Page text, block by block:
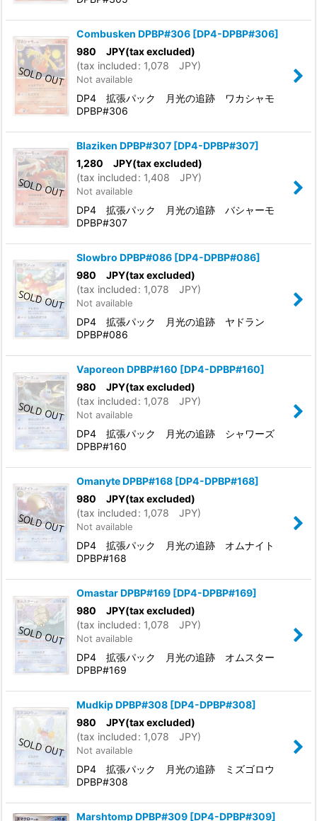
Combusken DPBP#306 [DP4-DPBP#306]
980 JPY(tax excluded)
(tax included: 1,078 JPY)
Not available
DP4 拡張パック 月光の追跡 ワカシャモ
DPBP#306
Blaziken DPBP#307 [DP4-DPBP#307]
1,280 JPY(tax excluded)
(tax included: 1,408 JPY)
Not available
DP4 拡張パック 月光の追跡 バシャーモ
DPBP#307
Slowbro DPBP#086 [DP4-DPBP#086]
980 JPY(tax excluded)
(tax included: 1,078 JPY)
Not available
DP4 拡張パック 月光の追跡 ヤドラン
DPBP#086
Vaporeon DPBP#160 [DP4-DPBP#160]
980 JPY(tax excluded)
(tax included: 1,078 JPY)
Not available
DP4 拡張パック 月光の追跡 シャワーズ
DPBP#160
Omanyte DPBP#168 [DP4-DPBP#168]
980 JPY(tax excluded)
(tax included: 1,078 JPY)
Not available
DP4 拡張パック 月光の追跡 オムナイト
DPBP#168
Omastar DPBP#169 [DP4-DPBP#169]
980 JPY(tax excluded)
(tax included: 1,078 JPY)
Not available
DP4 拡張パック 月光の追跡 オムスター
DPBP#169
Mudkip DPBP#308 [DP4-DPBP#308]
980 JPY(tax excluded)
(tax included: 1,078 JPY)
Not available
DP4 拡張パック 月光の追跡 ミズゴロウ
DPBP#308
Marshtomp DPBP#309 [DP4-DPBP#309]